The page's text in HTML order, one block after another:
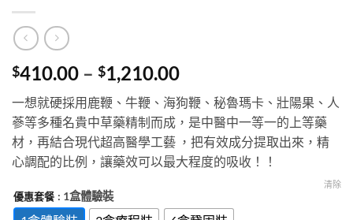
$410.00 – $1,210.00Price
range:
$410.00
through
$1,210.00
一想就硬採用鹿鞭、牛鞭、海狗鞭、秘魯瑪卡、壯陽果、人
蔘等多種名貴中草藥精制而成，是中醫中一等一的上等藥
材，再結合現代超高醫學工藝 ，把有效成分提取出來，精
心調配的比例，讓藥效可以最大程度的吸收！！
優惠套餐 : 1盒體驗裝
清除